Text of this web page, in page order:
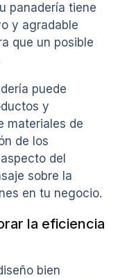
panadería tiene
y agradable
que un posible
puede
y
materiales de
de los
del
sobre la
en tu negocio.
la eficiencia
bien